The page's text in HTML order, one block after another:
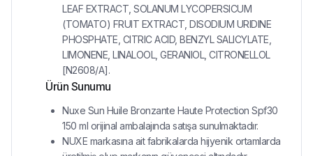
LEAF EXTRACT, SOLANUM LYCOPERSICUM
(TOMATO) FRUIT EXTRACT, DISODIUM URIDINE
PHOSPHATE, CITRIC ACID, BENZYL SALICYLATE,
LIMONENE, LINALOOL, GERANIOL, CITRONELLOL
[N2608/A].
Ürün Sunumu
Nuxe Sun Huile Bronzante Haute Protection Spf30
150 ml orijinal ambalajında satışa sunulmaktadır.
NUXE markasına ait fabrikalarda hijyenik ortamlarda